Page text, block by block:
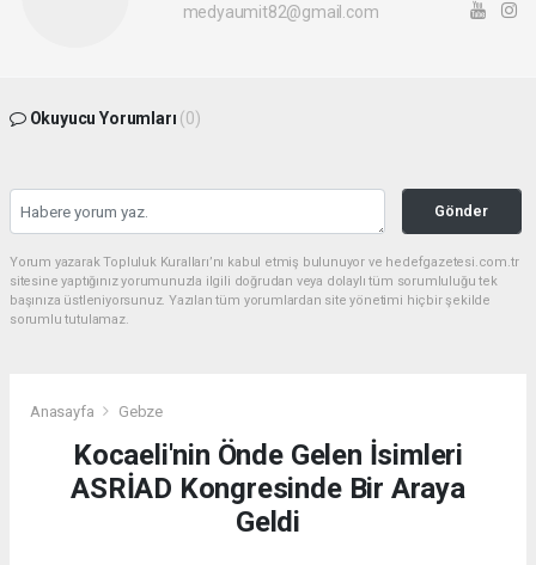
medyaumit82@gmail.com
Okuyucu Yorumları (0)
Gönder
Yorum yazarak Topluluk Kuralları’nı kabul etmiş bulunuyor ve hedefgazetesi.com.tr
sitesine yaptığınız yorumunuzla ilgili doğrudan veya dolaylı tüm sorumluluğu tek
başınıza üstleniyorsunuz. Yazılan tüm yorumlardan site yönetimi hiçbir şekilde
sorumlu tutulamaz.
Anasayfa Gebze
Kocaeli'nin Önde Gelen İsimleri
ASRİAD Kongresinde Bir Araya
Geldi